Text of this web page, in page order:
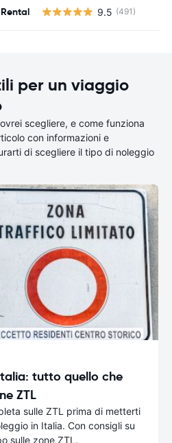
9.5 (491)
per un viaggio
scegliere, e come funziona
con informazioni e
di scegliere il tipo di noleggio
tutto quello che
ZTL
sulle ZTL prima di metterti
in Italia. Con consigli su
sulle zone ZTL.